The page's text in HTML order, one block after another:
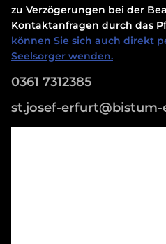
zu Verzögerungen bei der
Kontaktanfragen durch das
können Sie sich auch direkt
Seelsorger wenden.
0361 7312385
st.josef-